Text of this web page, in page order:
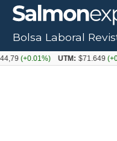
Bolsa Laboral
UTM: $71.649(+0.20%)